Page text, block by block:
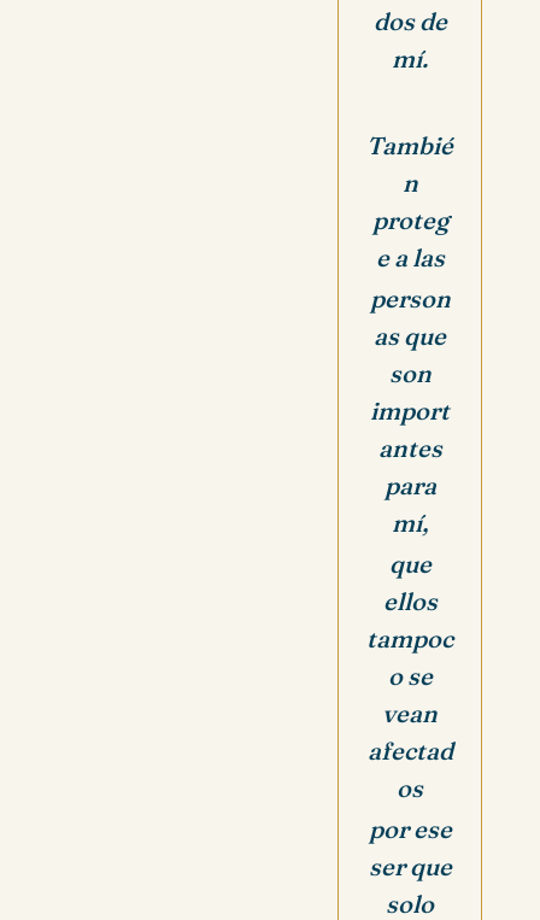
dos de
mí.
Tambié
n
proteg
e a las
person
as que
son
import
antes
para
mí,
que
ellos
tampoc
o se
vean
afectad
os
por ese
ser que
solo